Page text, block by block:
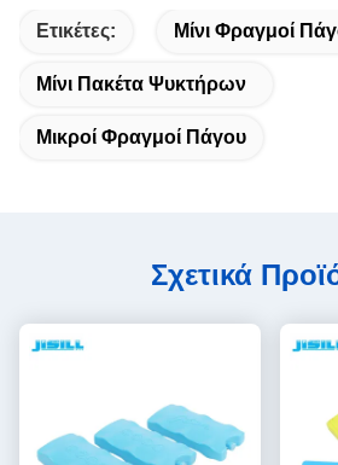
Ετικέτες: Μίνι Φραγμοί
Μίνι Πακέτα Ψυκτήρων
Μικροί Φραγμοί Πάγου
Σχετικά